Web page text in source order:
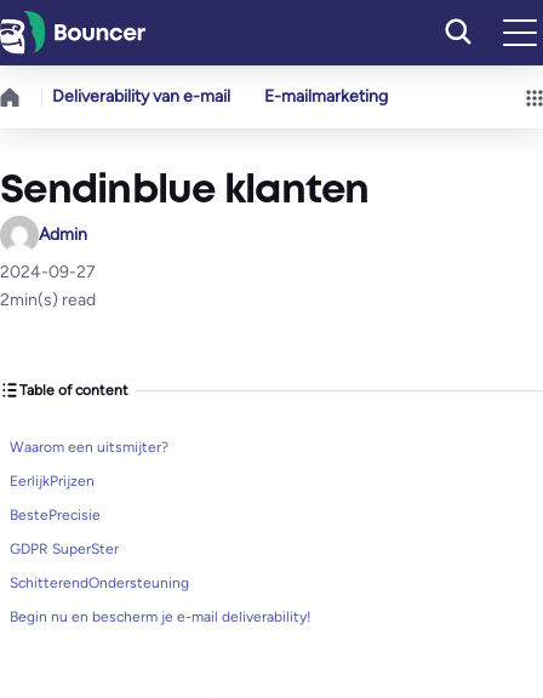
Ga
naar
de
Deliverability van e-mail E-mailmarketing
Sendinblue klanten
Admin
2024-09-27
2min(s) read
Table of content
Waarom een uitsmijter?
EerlijkPrijzen
BestePrecisie
GDPR SuperSter
SchitterendOndersteuning
Begin nu en bescherm je e-mail deliverability!